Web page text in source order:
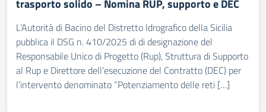
trasporto solido – Nomina RUP, supporto e DEC
L’Autorità di Bacino del Distretto Idrografico della Sicilia
pubblica il DSG n. 410/2025 di di designazione del
Responsabile Unico di Progetto (Rup), Struttura di Supporto
al Rup e Direttore dell’esecuzione del Contratto (DEC) per
l’intervento denominato “Potenziamento delle reti […]